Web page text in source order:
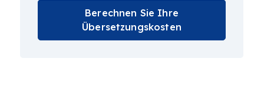
Berechnen Sie Ihre
Übersetzungskosten